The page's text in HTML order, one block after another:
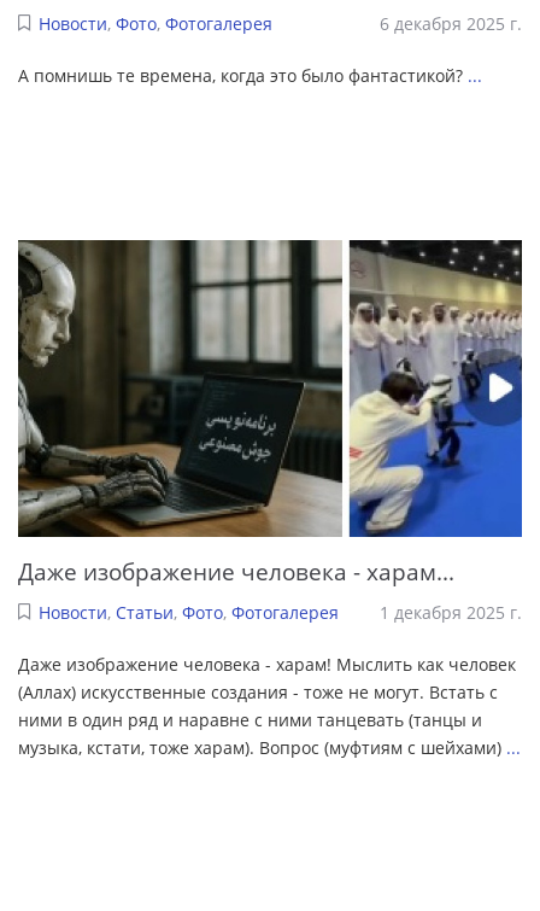
Новости, Фото, Фотогалерея 6 декабря 2025 г.
А помнишь те времена, когда это было фантастикой? ...
Даже изображение человека - харам...
Новости, Статьи, Фото, Фотогалерея 1 декабря 2025 г.
Даже изображение человека - харам! Мыслить как человек
(Аллах) искусственные создания - тоже не могут. Встать с
ними в один ряд и наравне с ними танцевать (танцы и
музыка, кстати, тоже харам). Вопрос (муфтиям с шейхами) ...